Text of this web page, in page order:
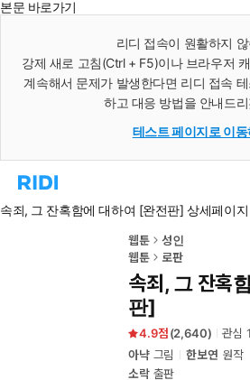
본문 바로가기
리디 접속이 원활하지
강제 새로 고침(Ctrl + F5)이나 브라우저
계속해서 문제가 발생한다면 리디 접속
하고 대응 방법을 안내드
테스트 페이지로 이
리
홈
속죄, 그 잔혹함에 대하여 [완전판] 상세페이지
웹툰
성인
웹툰
로판
속죄, 그 잔혹
판]
4.9 (2,640) 관심
아냑그림 한보연 원작
소락출판